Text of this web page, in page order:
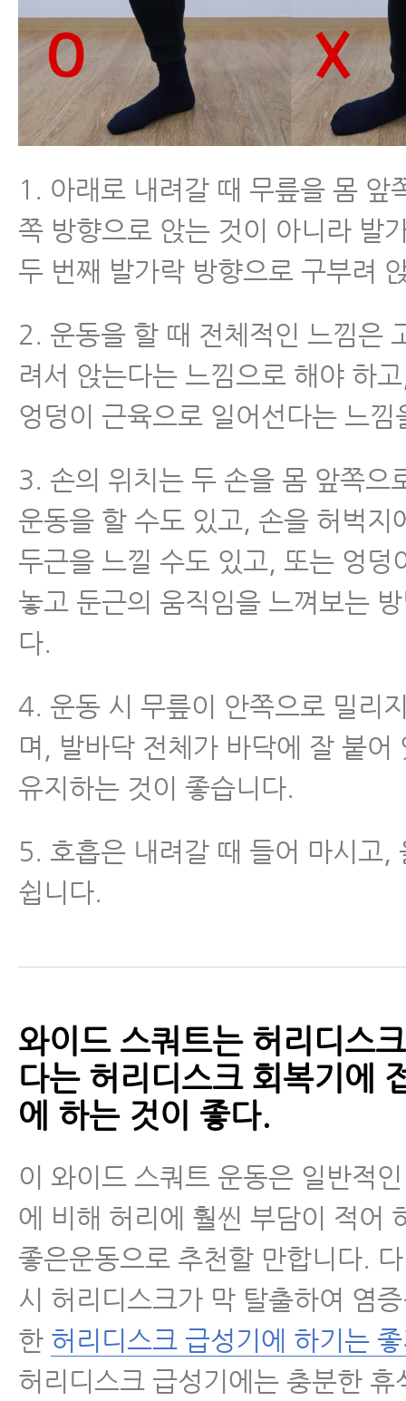
1. 아래로 내려갈 때 무릎을 몸 앞
쪽 방향으로 앉는 것이 아니라 발
두 번째 발가락 방향으로 구부려
2. 운동을 할 때 전체적인 느낌은
려서 앉는다는 느낌으로 해야 하
엉덩이 근육으로 일어선다는 느낌
3. 손의 위치는 두 손을 몸 앞쪽으
운동을 할 수도 있고, 손을 허벅지
두근을 느낄 수도 있고, 또는 엉덩
놓고 둔근의 움직임을 느껴보는
다.
4. 운동 시 무릎이 안쪽으로 밀리
며, 발바닥 전체가 바닥에 잘 붙어
유지하는 것이 좋습니다.
5. 호흡은 내려갈 때 들어 마시고,
쉽니다.
와이드 스쿼트는 허리디스
다는 허리디스크 회복기에
에 하는 것이 좋다.
이 와이드 스쿼트 운동은 일반적
에 비해 허리에 훨씬 부담이 적어
좋은운동으로 추천할 만합니다.
시 허리디스크가 막 탈출하여 염
한 허리디스크 급성기에 하기는
허리디스크 급성기에는 충분한 휴